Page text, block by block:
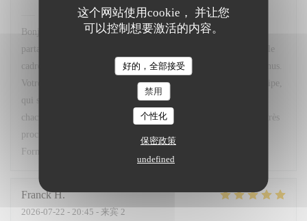
这个网站使用cookie， 并让您
可以控制想要激活的内容。
好的，全部接受
禁用
个性化
保密政策
undefined
L'OPALE RESTAURANT 已回复此评论
Bonjour M. Couvreux, Un grand merci d'avoir pris le temps de
partager votre avis. Nous sommes ravis que vous ayez apprécié le
cadre de notre restaurant, la qualité du service ainsi que nos menus.
Votre satisfaction est une belle récompense pour toute notre équipe,
qui s'investit chaque jour pour offrir une expérience agréable à
chacun de nos clients. Au plaisir de vous accueillir de nouveau très
prochainement au restaurant L'Opale. Bien cordialement, L.
Fornaro Maitre d'hôtel
Franck H
2026-07-22 - 20:45 - 来宾 2